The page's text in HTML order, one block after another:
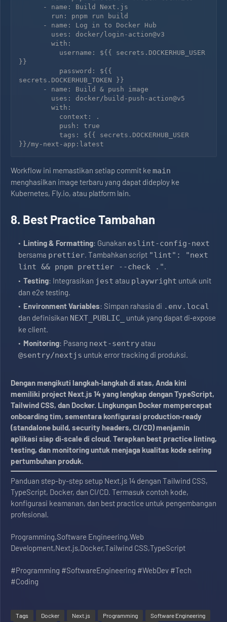
}}
secrets.DOCKERHUB_TOKEN }}
Workflow ini memastikan setiap commit ke main
menghasilkan image terbaru yang dapat dideploy ke
Kubernetes, Fly.io, atau platform lain.
8. Best Practice Tambahan
Linting & Formatting: Gunakan eslint-config-next
bersama prettier. Tambahkan script "lint": "next
lint && pnpm prettier --check .".
Testing: Integrasikan jest atau playwright untuk unit
dan e2e testing.
Environment Variables: Simpan rahasia di .env.local
dan definisikan NEXT_PUBLIC_
untuk yang dapat di‑expose
ke client.
Monitoring: Pasang next-sentryatau
@sentry/nextjs untuk error tracking di produksi.
Dengan mengikuti langkah‑langkah di atas, Anda kini
memiliki project Next.js 14 yang lengkap dengan TypeScript,
Tailwind CSS, dan Docker. Lingkungan Docker mempercepat
onboarding tim, sementara konfigurasi production‑ready
(standalone build, security headers, CI/CD) menjamin
aplikasi siap di‑scale di cloud. Terapkan best practice linting,
testing, dan monitoring untuk menjaga kualitas kode seiring
pertumbuhan produk.
Panduan step-by-step setup Next.js 14 dengan Tailwind CSS,
TypeScript, Docker, dan CI/CD. Termasuk contoh kode,
konfigurasi keamanan, dan best practice untuk pengembangan
profesional.
Programming,Software Engineering,Web
Development,Next.js,Docker,Tailwind CSS,TypeScript
#Programming #SoftwareEngineering #WebDev #Tech
#Coding
Tags Docker Next.js Programming Software Engineering